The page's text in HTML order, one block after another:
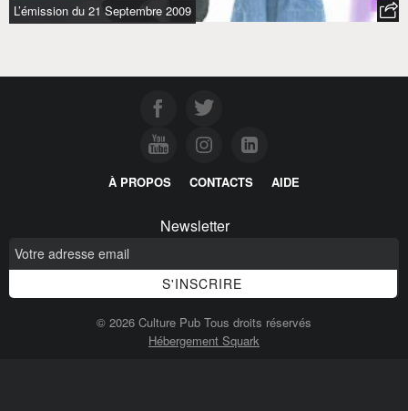
L’émission du 21 Septembre 2009
À PROPOS CONTACTS AIDE
Newsletter
© 2026 Culture Pub Tous droits réservés
Hébergement Squark